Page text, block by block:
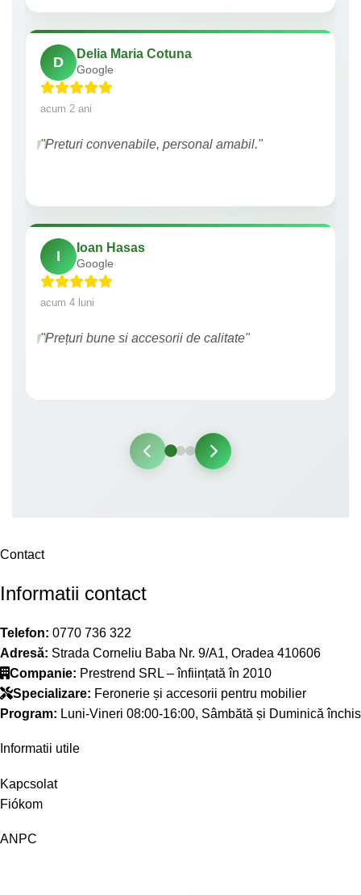
D
Delia Maria Cotuna
Google
acum 2 ani
"Preturi convenabile, personal amabil."
I
Ioan Hasas
Google
acum 4 luni
"Prețuri bune si accesorii de calitate"
Contact
Informatii contact
Telefon: 0770 736 322
Adresă: Strada Corneliu Baba Nr. 9/A1, Oradea 410606
Companie: Prestrend SRL – înființată în 2010
Specializare: Feronerie și accesorii pentru mobilier
Program: Luni-Vineri 08:00-16:00, Sâmbătă și Duminică închis
Informatii utile
Kapcsolat
Fiókom
ANPC